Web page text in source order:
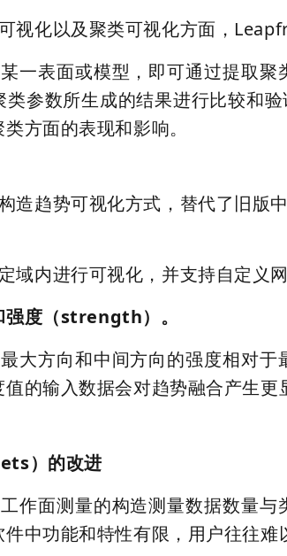
视化以及聚类可视化方面，
一表面或模型，即可通过提取
参数所生成的结果进行比较和
方面的表现和影响。
造趋势可视化方式，替代了旧版
域内进行可视化，并支持自定义
强度（strength）。
大方向和中间方向的强度相对
的输入数据会对趋势融合产生更
）的改进
作面测量的构造测量数据数量
中功能和特性有限，用户往往难